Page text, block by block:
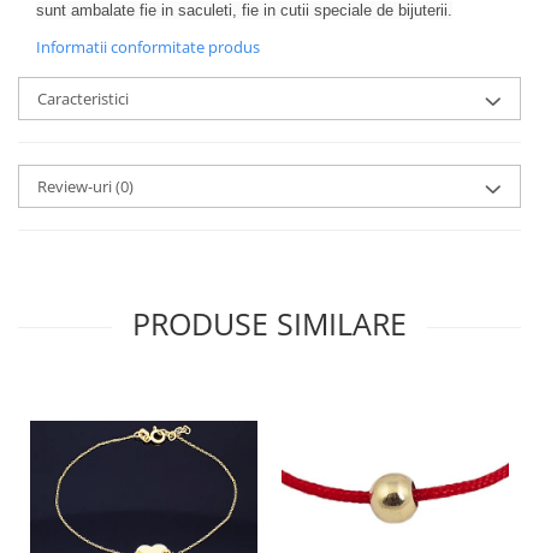
sunt ambalate fie in saculeti, fie in cutii speciale de bijuterii.
Informatii conformitate produs
Caracteristici
Review-uri(0)
PRODUSE SIMILARE